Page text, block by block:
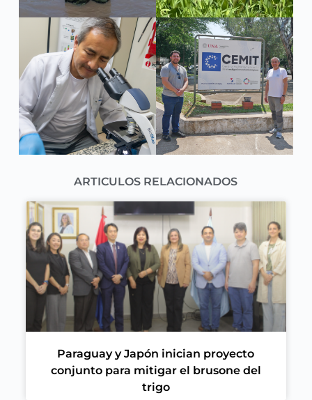
ARTICULOS RELACIONADOS
Paraguay y Japón inician proyecto
conjunto para mitigar el brusone del
trigo